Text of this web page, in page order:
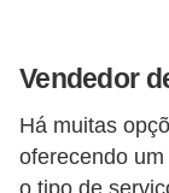
Vendedor
Há muitas
oferecendo
o tipo de
o
o
t